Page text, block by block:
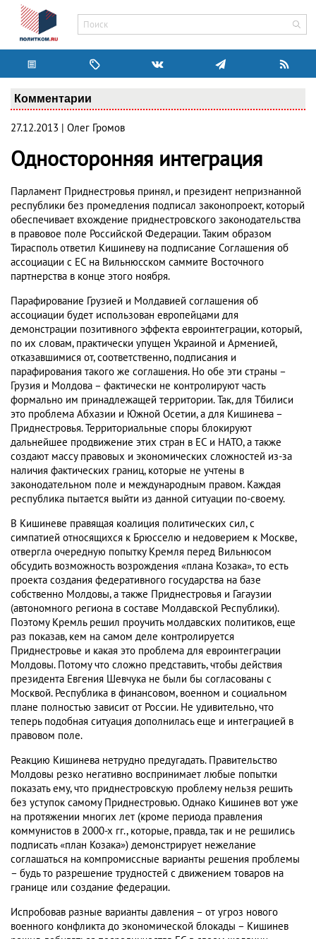
Комментарии
27.12.2013 | Олег Громов
Односторонняя интеграция
Парламент Приднестровья принял, и президент непризнанной
республики без промедления подписал законопроект, который
обеспечивает вхождение приднестровского законодательства
в правовое поле Российской Федерации. Таким образом
Тирасполь ответил Кишиневу на подписание Соглашения об
ассоциации с ЕС на Вильнюсском саммите Восточного
партнерства в конце этого ноября.
Парафирование Грузией и Молдавией соглашения об
ассоциации будет использован европейцами для
демонстрации позитивного эффекта евроинтеграции, который,
по их словам, практически упущен Украиной и Арменией,
отказавшимися от, соответственно, подписания и
парафирования такого же соглашения. Но обе эти страны –
Грузия и Молдова – фактически не контролируют часть
формально им принадлежащей территории. Так, для Тбилиси
это проблема Абхазии и Южной Осетии, а для Кишинева –
Приднестровья. Территориальные споры блокируют
дальнейшее продвижение этих стран в ЕС и НАТО, а также
создают массу правовых и экономических сложностей из-за
наличия фактических границ, которые не учтены в
законодательном поле и международным правом. Каждая
республика пытается выйти из данной ситуации по-своему.
В Кишиневе правящая коалиция политических сил, с
симпатией относящихся к Брюсселю и недоверием к Москве,
отвергла очередную попытку Кремля перед Вильнюсом
обсудить возможность возрождения «плана Козака», то есть
проекта создания федеративного государства на базе
собственно Молдовы, а также Приднестровья и Гагаузии
(автономного региона в составе Молдавской Республики).
Поэтому Кремль решил проучить молдавских политиков, еще
раз показав, кем на самом деле контролируется
Приднестровье и какая это проблема для евроинтеграции
Молдовы. Потому что сложно представить, чтобы действия
президента Евгения Шевчука не были бы согласованы с
Москвой. Республика в финансовом, военном и социальном
плане полностью зависит от России. Не удивительно, что
теперь подобная ситуация дополнилась еще и интеграцией в
правовом поле.
Реакцию Кишинева нетрудно предугадать. Правительство
Молдовы резко негативно воспринимает любые попытки
показать ему, что приднестровскую проблему нельзя решить
без уступок самому Приднестровью. Однако Кишинев вот уже
на протяжении многих лет (кроме периода правления
коммунистов в 2000-х гг., которые, правда, так и не решились
подписать «план Козака») демонстрирует нежелание
соглашаться на компромиссные варианты решения проблемы
– будь то разрешение трудностей с движением товаров на
границе или создание федерации.
Испробовав разные варианты давления – от угроз нового
военного конфликта до экономической блокады – Кишинев